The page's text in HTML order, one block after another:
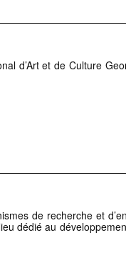
d’Art et de Culture
de recherche et
dédié au